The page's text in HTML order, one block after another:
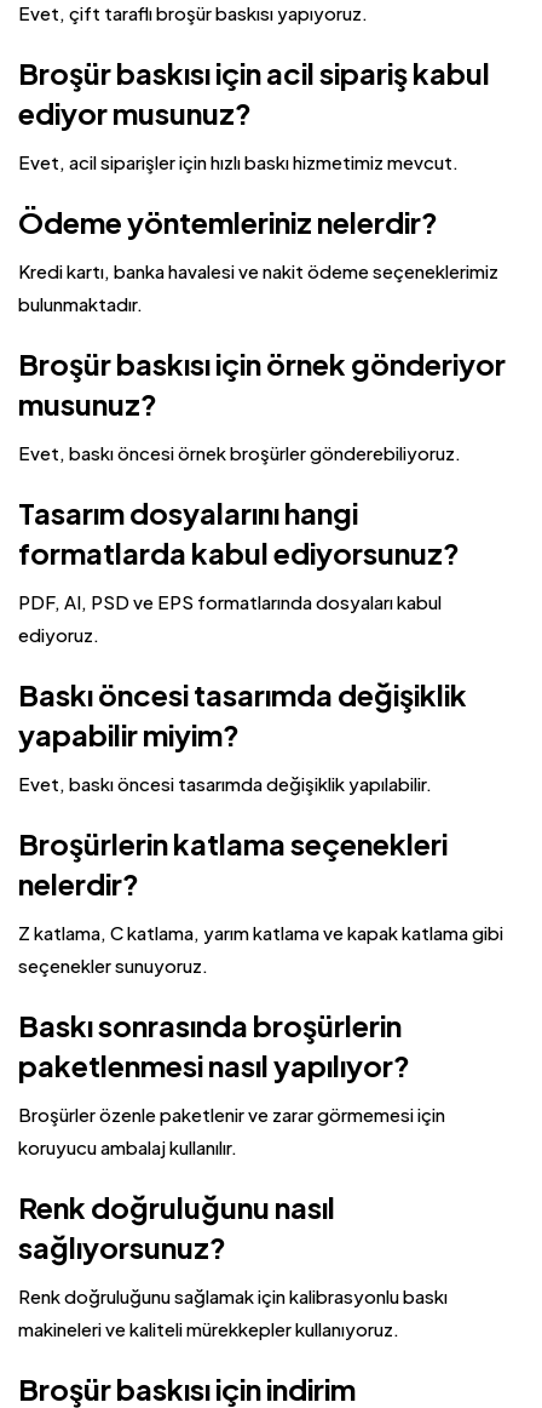
Evet, çift taraflı broşür baskısı yapıyoruz.
Broşür baskısı için acil sipariş kabul
ediyor musunuz?
Evet, acil siparişler için hızlı baskı hizmetimiz mevcut.
Ödeme yöntemleriniz nelerdir?
Kredi kartı, banka havalesi ve nakit ödeme seçeneklerimiz
bulunmaktadır.
Broşür baskısı için örnek gönderiyor
musunuz?
Evet, baskı öncesi örnek broşürler gönderebiliyoruz.
Tasarım dosyalarını hangi
formatlarda kabul ediyorsunuz?
PDF, AI, PSD ve EPS formatlarında dosyaları kabul
ediyoruz.
Baskı öncesi tasarımda değişiklik
yapabilir miyim?
Evet, baskı öncesi tasarımda değişiklik yapılabilir.
Broşürlerin katlama seçenekleri
nelerdir?
Z katlama, C katlama, yarım katlama ve kapak katlama gibi
seçenekler sunuyoruz.
Baskı sonrasında broşürlerin
paketlenmesi nasıl yapılıyor?
Broşürler özenle paketlenir ve zarar görmemesi için
koruyucu ambalaj kullanılır.
Renk doğruluğunu nasıl
sağlıyorsunuz?
Renk doğruluğunu sağlamak için kalibrasyonlu baskı
makineleri ve kaliteli mürekkepler kullanıyoruz.
Broşür baskısı için indirim